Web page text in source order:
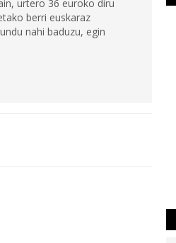
urtero 36 euroko diru
berri euskaraz
nahi baduzu, egin